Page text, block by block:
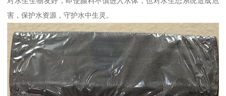
害，保护水资源，守护水中生灵。